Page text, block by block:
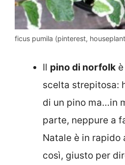
ficus pumila (pinterest,
Il pino di norfolk
scelta strepitosa:
di un pino ma…in
parte, neppure a
Natale è in rapido
così, giusto per